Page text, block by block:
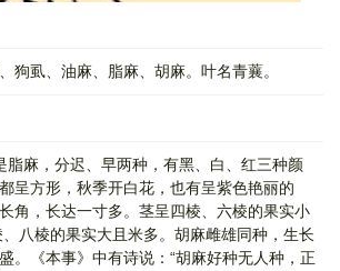
虱、油麻、脂麻、胡麻。叶名青蘘。
麻，分迟、早两种，有黑、白、红三种颜
呈方形，秋季开白花，也有呈紫色艳丽的
角，长达一寸多。茎呈四棱、六棱的果实小
八棱的果实大且米多。胡麻雌雄同种，生长
。《本事》中有诗说：“胡麻好种无人种，正